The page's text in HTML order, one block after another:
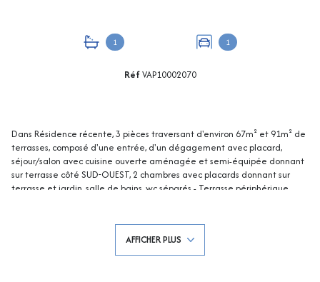
1 1
RéfVAP10002070
Dans Résidence récente, 3 pièces traversant d'environ 67m² et 91m² de
terrasses, composé d'une entrée, d'un dégagement avec placard,
séjour/salon avec cuisine ouverte aménagée et semi-équipée donnant
sur terrasse côté SUD-OUEST, 2 chambres avec placards donnant sur
terrasse et jardin, salle de bains, wc séparés - Terrasse périphérique
commodités !!! Copropriété loi N°65-557 du 10 juillet 1965 - Quote-
part/an : 1217 € - Aucune procédure en cours - Les informations sur les
risques auxquels ce bien est exposé sont disponibles sur le site
AFFICHER PLUS